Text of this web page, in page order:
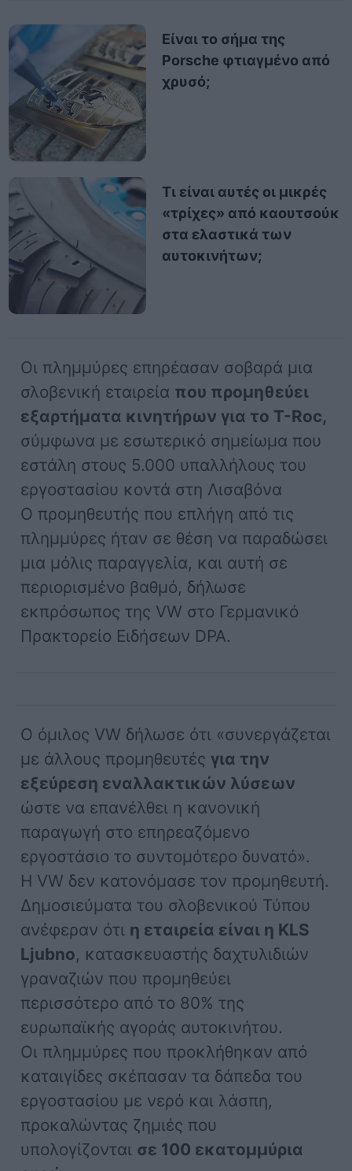
Είναι το σήμα της
Porsche φτιαγμένο από
χρυσό;
Τι είναι αυτές οι μικρές
«τρίχες» από καουτσούκ
στα ελαστικά των
αυτοκινήτων;
Οι πλημμύρες επηρέασαν σοβαρά μια
σλοβενική εταιρεία που προμηθεύει
εξαρτήματα κινητήρων για το T-Roc,
σύμφωνα με εσωτερικό σημείωμα που
εστάλη στους 5.000 υπαλλήλους του
εργοστασίου κοντά στη Λισαβόνα
Ο προμηθευτής που επλήγη από τις
πλημμύρες ήταν σε θέση να παραδώσει
μια μόλις παραγγελία, και αυτή σε
περιορισμένο βαθμό, δήλωσε
εκπρόσωπος της VW στο Γερμανικό
Πρακτορείο Ειδήσεων DPA.
Ο όμιλος VW δήλωσε ότι «συνεργάζεται
με άλλους προμηθευτές για την
εξεύρεση εναλλακτικών λύσεων
ώστε να επανέλθει η κανονική
παραγωγή στο επηρεαζόμενο
εργοστάσιο το συντομότερο δυνατό».
Η VW δεν κατονόμασε τον προμηθευτή.
Δημοσιεύματα του σλοβενικού Τύπου
ανέφεραν ότι η εταιρεία είναι η KLS
Ljubno, κατασκευαστής δαχτυλιδιών
γραναζιών που προμηθεύει
περισσότερο από το 80% της
ευρωπαϊκής αγοράς αυτοκινήτου.
Οι πλημμύρες που προκλήθηκαν από
καταιγίδες σκέπασαν τα δάπεδα του
εργοστασίου με νερό και λάσπη,
προκαλώντας ζημιές που
υπολογίζονται σε 100 εκατομμύρια